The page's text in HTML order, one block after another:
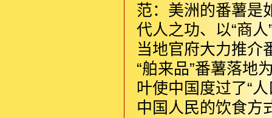
范：美洲的番薯是
代人之功、以“商
当地官府大力推介
“舶来品”番薯落地
叶使中国度过了“
中国人民的饮食方